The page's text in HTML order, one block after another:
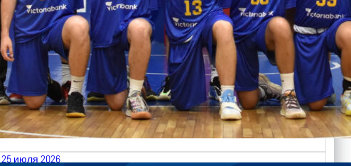
25 июля 2026